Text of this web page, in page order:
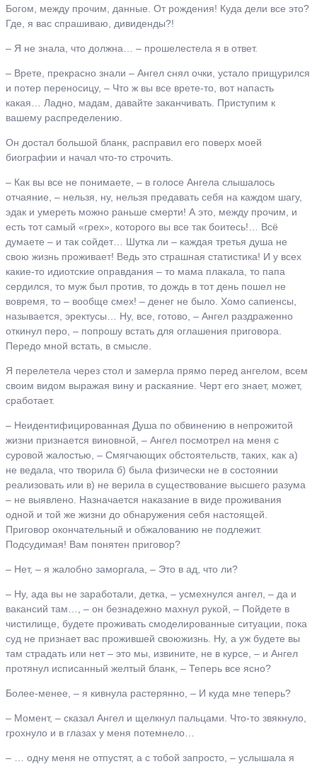
Богом, между прочим, данные. От рождения! Куда дели все это?
Где, я вас спрашиваю, дивиденды?!
– Я не знала, что должна… – прошелестела я в ответ.
– Врете, прекрасно знали – Ангел снял очки, устало прищурился
и потер переносицу, – Что ж вы все врете-то, вот напасть
какая… Ладно, мадам, давайте заканчивать. Приступим к
вашему распределению.
Он достал большой бланк, расправил его поверх моей
биографии и начал что-то строчить.
– Как вы все не понимаете, – в голосе Ангела слышалось
отчаяние, – нельзя, ну, нельзя предавать себя на каждом шагу,
эдак и умереть можно раньше смерти! А это, между прочим, и
есть тот самый «грех», которого вы все так боитесь!… Всё
думаете – и так сойдет… Шутка ли – каждая третья душа не
свою жизнь проживает! Ведь это страшная статистика! И у всех
какие-то идиотские оправдания – то мама плакала, то папа
сердился, то муж был против, то дождь в тот день пошел не
вовремя, то – вообще смех! – денег не было. Хомо сапиенсы,
называется, эректусы… Ну, все, готово, – Ангел раздраженно
откинул перо, – попрошу встать для оглашения приговора.
Передо мной встать, в смысле.
Я перелетела через стол и замерла прямо перед ангелом, всем
своим видом выражая вину и раскаяние. Черт его знает, может,
сработает.
– Неидентифицированная Душа по обвинению в непрожитой
жизни признается виновной, – Ангел посмотрел на меня с
суровой жалостью, – Смягчающих обстоятельств, таких, как а)
не ведала, что творила б) была физически не в состоянии
реализовать или в) не верила в существование высшего разума
– не выявлено. Назначается наказание в виде проживания
одной и той же жизни до обнаружения себя настоящей.
Приговор окончательный и обжалованию не подлежит.
Подсудимая! Вам понятен приговор?
– Нет, – я жалобно заморгала, – Это в ад, что ли?
– Ну, ада вы не заработали, детка, – усмехнулся ангел, – да и
вакансий там…, – он безнадежно махнул рукой, – Пойдете в
чистилище, будете проживать смоделированные ситуации, пока
суд не признает вас прожившей своюжизнь. Ну, а уж будете вы
там страдать или нет – это мы, извините, не в курсе, – и Ангел
протянул исписанный желтый бланк, – Теперь все ясно?
Более-менее, – я кивнула растерянно, – И куда мне теперь?
– Момент, – сказал Ангел и щелкнул пальцами. Что-то звякнуло,
грохнуло и в глазах у меня потемнело…
– … одну меня не отпустят, а с тобой запросто, – услышала я